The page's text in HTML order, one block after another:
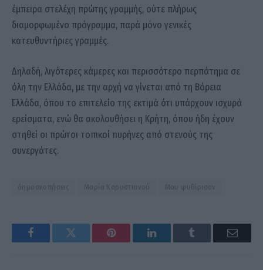
έμπειρα στελέχη πρώτης γραμμής, ούτε πλήρως
διαμορφωμένο πρόγραμμα, παρά μόνο γενικές
κατευθυντήριες γραμμές.
Δηλαδή, λιγότερες κάμερες και περισσότερο περπάτημα σε
όλη την Ελλάδα, με την αρχή να γίνεται από τη Βόρεια
Ελλάδα, όπου το επιτελείο της εκτιμά ότι υπάρχουν ισχυρά
ερείσματα, ενώ θα ακολουθήσει η Κρήτη, όπου ήδη έχουν
στηθεί οι πρώτοι τοπικοί πυρήνες από στενούς της
συνεργάτες.
δημοσκοπήσεις Μαρία Καρυστιανού Μου ψυθίρισαν
FacebookTwitter Pinterest LinkedInTumblr Email